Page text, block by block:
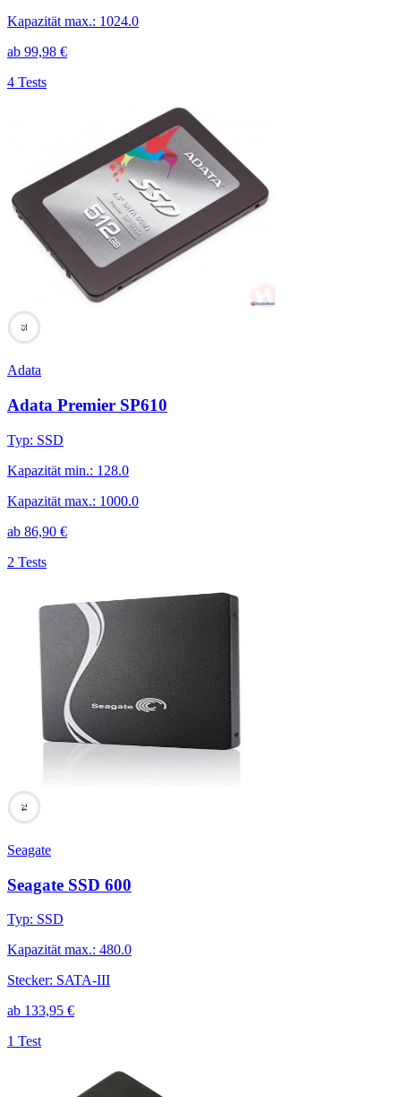
Kapazität max.: 1024.0
ab 99,98 €
4 Tests
75
Adata
Adata Premier SP610
Typ: SSD
Kapazität min.: 128.0
Kapazität max.: 1000.0
ab 86,90 €
2 Tests
74
Seagate
Seagate SSD 600
Typ: SSD
Kapazität max.: 480.0
Stecker: SATA-III
ab 133,95 €
1 Test